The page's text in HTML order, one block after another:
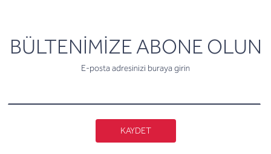
BÜLTENİMİZE ABONE OLUN
E-posta adresinizi buraya girin
newsletter
KAYDET